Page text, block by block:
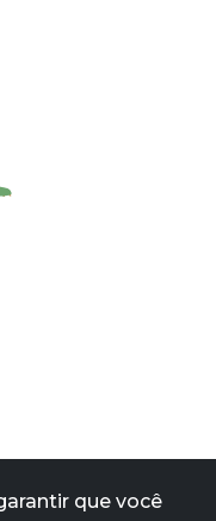
que você